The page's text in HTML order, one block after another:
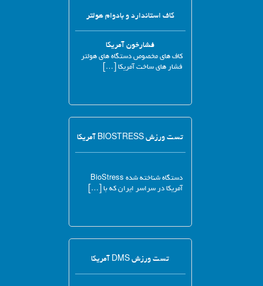
کاف استاندارد و بادوام هولتر
فشارخون آمریکا
کاف های مخصوص دستگاه های هولتر
فشار های ساخت آمریکا […]
تست ورزش BIOSTRESS آمریکا
دستگاه شناخته شده BioStress
آمریکا در سراسر ایران که با […]
تست ورزش DMS آمریکا